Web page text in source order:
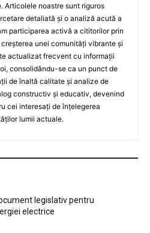
Articolele noastre sunt riguros
detaliată și o analiză acută a
participarea activă a cititorilor prin
unei comunități vibrante și
actualizat frecvent cu informații
consolidându-se ca un punct de
de înaltă calitate și analize de
constructiv și educativ, devenind
cei interesați de înțelegerea
lumii actuale.
legislativ pentru
electrice